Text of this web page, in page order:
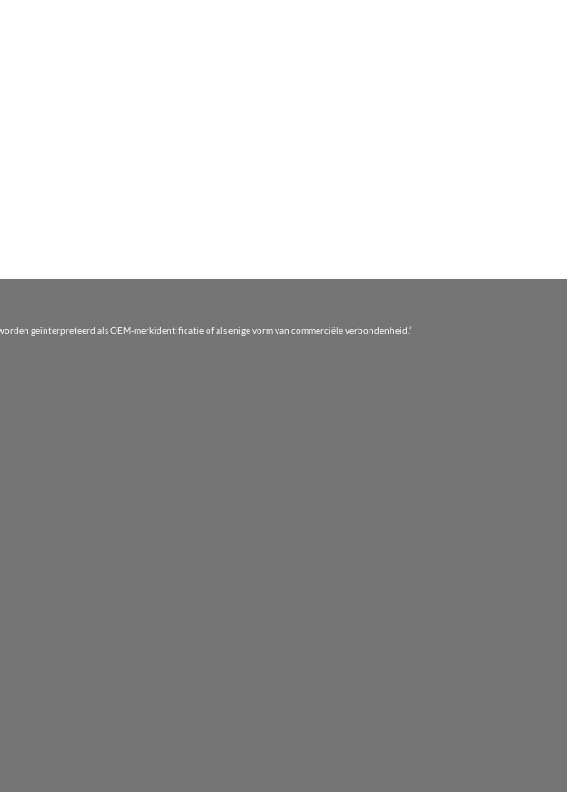
geïnterpreteerd als OEM-merkidentificatie of als enige vorm van commerciële verbondenheid.”